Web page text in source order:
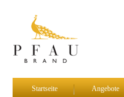
Startseite Angebote